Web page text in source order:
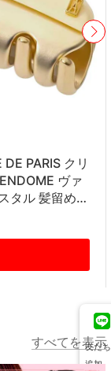
友だち
追加
PARIS クリ
ヴァ
タル 髪留め
すべてを表示